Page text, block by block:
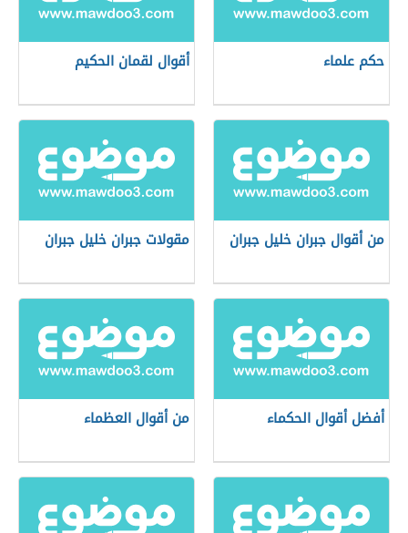
حكم علماء أقوال لقمان الحكيم
من أقوال جبران خليل جبران مقولات جبران خليل جبران
أفضل أقوال الحكماء من أقوال العظماء